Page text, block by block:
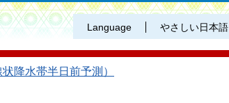
Language やさしい日本語
降水帯半日前予測）